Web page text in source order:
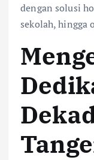
dengan solusi
sekolah, hingga